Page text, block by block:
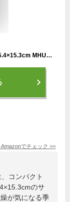
東洋ケース 加湿器MINI HUMIDIFIER ルビン5 5.4×5.4×15.3cm MHUM-RB5-PKT (ピンク)
Amazonでチェック >>
コンパクト
のサ
が気になる季